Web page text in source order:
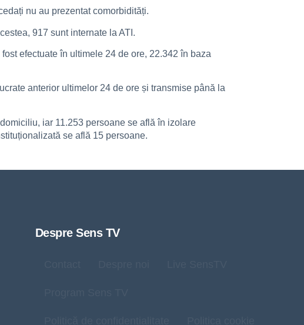
nu au prezentat comorbidități.
917 sunt internate la ATI.
efectuate în ultimele 24 de ore, 22.342 în baza
anterior ultimelor 24 de ore și transmise până la
iar 11.253 persoane se află în izolare
se află 15 persoane.
Despre Sens TV